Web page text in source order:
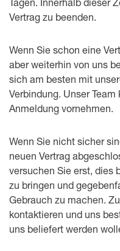
Vertrag zu beenden.
Wenn Sie schon eine
aber weiterhin von uns
sich am besten mit
Verbindung. Unser
Anmeldung vornehmen.
Wenn Sie nicht sicher
neuen Vertrag
versuchen Sie erst, dies
zu bringen und
Gebrauch zu machen.
kontaktieren und uns
uns beliefert werden